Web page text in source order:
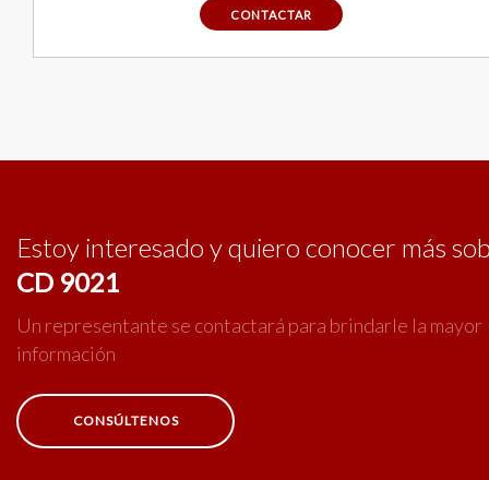
CONTACTAR
Estoy interesado y quiero conocer más
CD 9021
Un representante se contactará para brindarle la mayor
información
CONSÚLTENOS